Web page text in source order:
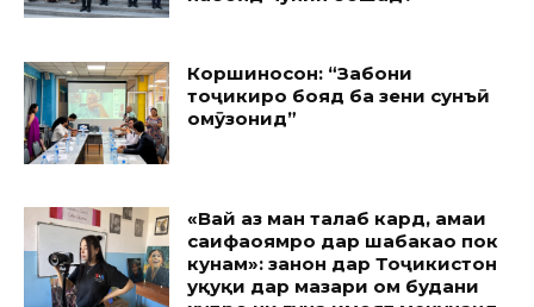
Коршиносон: “Забони
тоҷикиро бояд ба зеҳни сунъӣ
омӯзонид”
«Вай аз ман талаб кард, ҳамаи
саҳифаҳоямро дар шабакаҳо пок
кунам»: занон дар Тоҷикистон
ҳуқуқи дар мазҳари ом будани